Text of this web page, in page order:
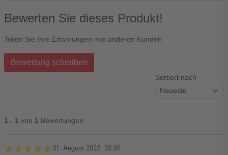
Bewerten Sie dieses Produkt!
Teilen Sie Ihre Erfahrungen min anderen Kunden
Bewertung schreiben
Sortiert nach
1 - 1 von 1 Bewertungen
★★★★★
★★★★★ 31. August 2022, 20:06